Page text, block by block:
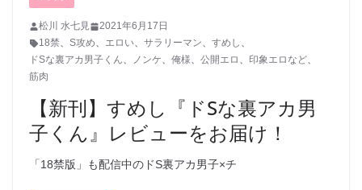
松川 水七見
2021年6月17日
18禁、 S攻め、 エロい、 サラリーマン、 すめし 、
ドSな裏アカ男子くん、 ノンケ、 俺様、 公開エロ 、 印象エロなど、
筋肉
【新刊】すめし『ドSな裏アカ男
子くん』レビューをお届け！
「18禁版」も配信中のドS裏アカ男子×チ